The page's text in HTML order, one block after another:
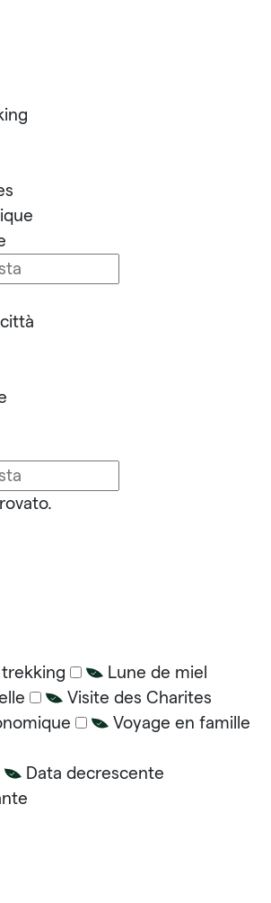
Lune de miel
Visite des Charites
Voyage en famille
Data decrescente